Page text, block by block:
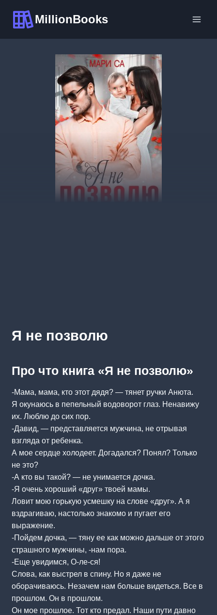
содержимому
MillionBooks
Я не позволю
Про что книга «Я не позволю»
-Мама, мама, кто этот дядя? — тянет ручки Анюта.
Я окунаюсь в пепельный водоворот глаз. Ненавижу
их. Люблю до сих пор.
-Давид, — представляется мужчина, не отрывая
взгляда от ребенка.
А мое сердце холодеет. Догадался? Понял? Только
не это?
-А кто вы такой? — не унимается дочка.
-Я очень хороший «друг» твоей мамы.
Ловит мою горькую усмешку на слове «друг». А я
вздрагиваю, настолько знакомо и пугает его
выражение.
-Пойдем дочка, — тяну ее как можно дальше от этого
страшного мужчины, -нам пора.
-Еще увидимся, О-ле-ся!
Слова, как выстрел в спину. Но я даже не
оборачиваюсь. Незачем нам больше видеться. Все в
прошлом. Он в прошлом.
Он мое прошлое. Тот кто предал. Наши пути давно